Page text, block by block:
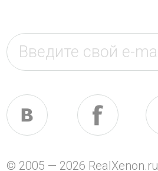
© 2005 — 2026 RealXenon.ru